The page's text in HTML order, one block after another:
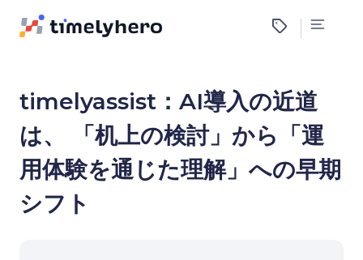
timelyassist：AI導入の近道
は、 「机上の検討」から「運
用体験を通じた理解」への早期
シフト